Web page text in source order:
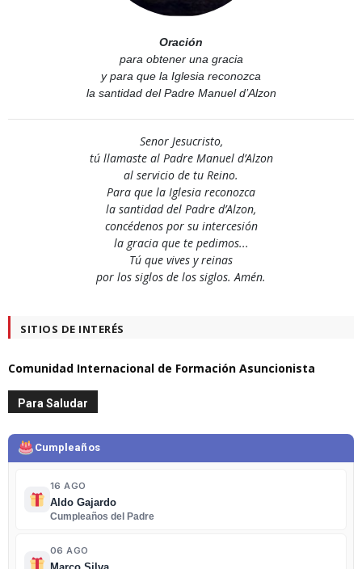
Oración
para obtener una gracia
y para que la Iglesia reconozca
la santidad del Padre Manuel d’Alzon
Senor Jesucristo,
tú llamaste al Padre Manuel d’Alzon
al servicio de tu Reino.
Para que la Iglesia reconozca
la santidad del Padre d’Alzon,
concédenos por su intercesión
la gracia que te pedimos...
Tú que vives y reinas
por los siglos de los siglos. Amén.
SITIOS DE INTERÉS
Comunidad Internacional de Formación Asuncionista
Para Saludar
Cumpleaños
16 AGO
Aldo Gajardo
Cumpleaños del Padre
06 AGO